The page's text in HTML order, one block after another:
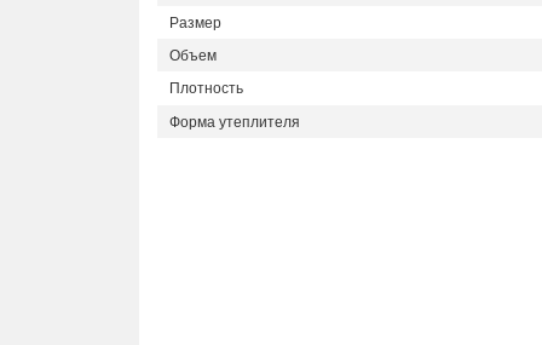
Размер
Объем
Плотность
Форма утеплителя